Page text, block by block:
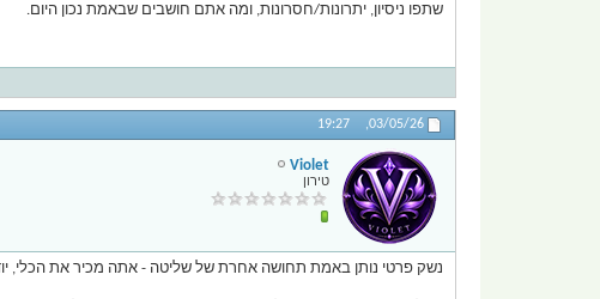
שתפו ניסיון, יתרונות/חסרונות, ומה אתם חושבים שבאמת נכון היום.
03/05/26,
19:27
Violet
טירון
נשק פרטי נותן באמת תחושה אחרת של שליטה - אתה מכיר את הכלי,